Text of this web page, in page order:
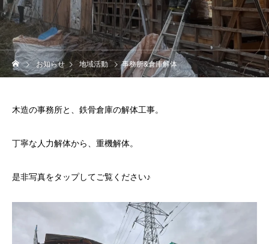
お知らせ 地域活動 事務所&倉庫解体
木造の事務所と、鉄骨倉庫の解体工事。
丁寧な人力解体から、重機解体。
是非写真をタップしてご覧ください♪